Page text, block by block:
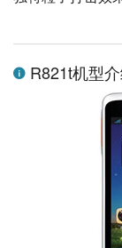
R821t机型